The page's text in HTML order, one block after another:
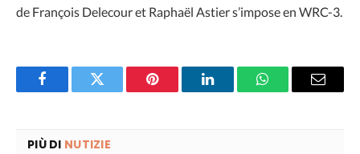
de François Delecour et Raphaël Astier s’impose en WRC-3.
FacebookTwitter Pinterest LinkedInWhatsAppEmail
PIÙ DI NUTIZIE